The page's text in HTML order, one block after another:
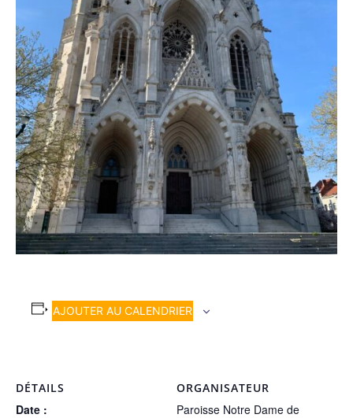
AJOUTER AU CALENDRIER
DÉTAILS
Date :
ORGANISATEUR
Paroisse Notre Dame de